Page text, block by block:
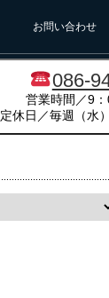
お問い合わせ
086-
営業時間／9
定休日／毎週（水